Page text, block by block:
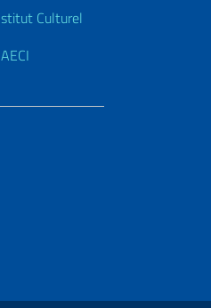
Culturel